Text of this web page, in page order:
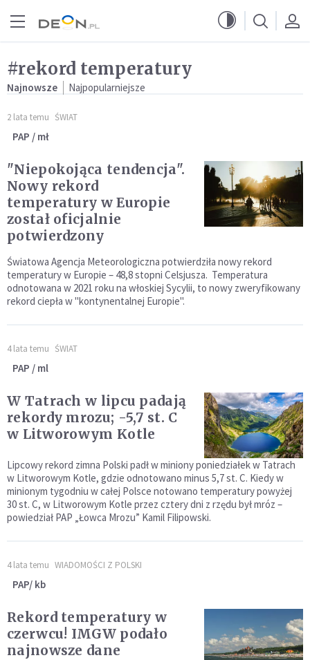
#rekord temperatury
Najnowsze Najpopularniejsze
2 lata temu ŚWIAT
PAP / mł
"Niepokojąca tendencja".
Nowy rekord
temperatury w Europie
został oficjalnie
potwierdzony
Światowa Agencja Meteorologiczna potwierdziła nowy rekord
temperatury w Europie – 48,8 stopni Celsjusza. Temperatura
odnotowana w 2021 roku na włoskiej Sycylii, to nowy zweryfikowany
rekord ciepła w "kontynentalnej Europie".
4 lata temu ŚWIAT
PAP / ml
W Tatrach w lipcu padają
rekordy mrozu; -5,7 st. C
w Litworowym Kotle
Lipcowy rekord zimna Polski padł w miniony poniedziałek w Tatrach
w Litworowym Kotle, gdzie odnotowano minus 5,7 st. C. Kiedy w
minionym tygodniu w całej Polsce notowano temperatury powyżej
30 st. C, w Litworowym Kotle przez cztery dni z rzędu był mróz –
powiedział PAP „Łowca Mrozu” Kamil Filipowski.
4 lata temu WIADOMOŚCI Z POLSKI
PAP/ kb
Rekord temperatury w
czerwcu! IMGW podało
najnowsze dane